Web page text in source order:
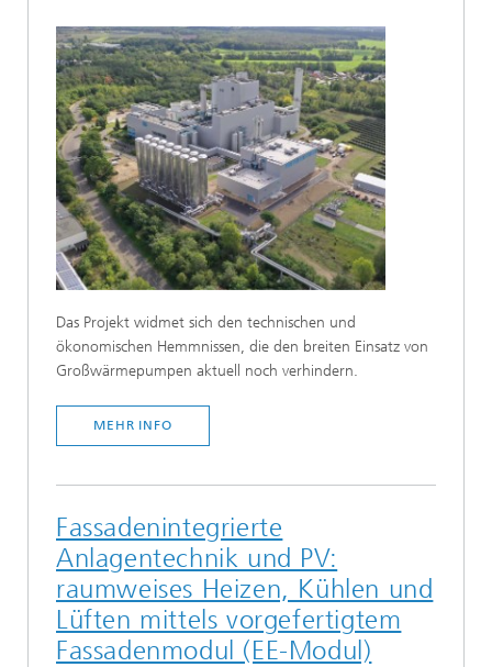
Das Projekt widmet sich den technischen und
ökonomischen Hemmnissen, die den breiten Einsatz von
Großwärmepumpen aktuell noch verhindern.
MEHR INFO
Fassadenintegrierte
Anlagentechnik und PV:
raumweises Heizen, Kühlen und
Lüften mittels vorgefertigtem
Fassadenmodul (EE-Modul)